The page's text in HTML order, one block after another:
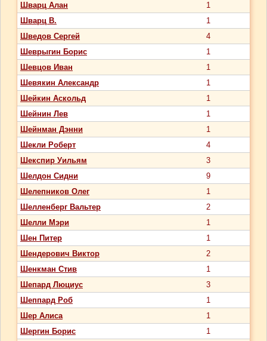
Шварц Алан
1
Шварц В.
1
Шведов Сергей
4
Шеврыгин Борис
1
Шевцов Иван
1
Шевякин Александр
1
Шейкин Аскольд
1
Шейнин Лев
1
Шейнман Дэнни
1
Шекли Роберт
4
Шекспир Уильям
3
Шелдон Сидни
9
Шелепников Олег
1
Шелленберг Вальтер
2
Шелли Мэри
1
Шен Питер
1
Шендерович Виктор
2
Шенкман Стив
1
Шепард Люциус
3
Шеппард Роб
1
Шер Алиса
1
Шергин Борис
1